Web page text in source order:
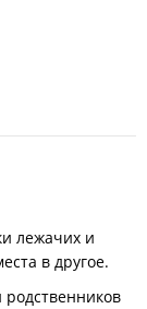
лежачих и
в другое.
родственников